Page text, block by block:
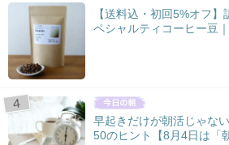
【送料込・初回5%オフ
ペシャルティコーヒー豆
早起きだけが朝活じゃな
50のヒント【8月4日は「